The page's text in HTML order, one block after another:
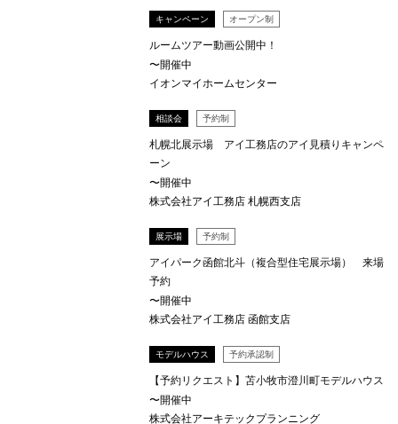
キャンペーン オープン制
ルームツアー動画公開中！
〜開催中
イオンマイホームセンター
相談会 予約制
札幌北展示場 アイ工務店のアイ見積りキャンペ
ーン
〜開催中
株式会社アイ工務店 札幌西支店
展示場 予約制
アイパーク函館北斗（複合型住宅展示場） 来場
予約
〜開催中
株式会社アイ工務店 函館支店
モデルハウス 予約承認制
【予約リクエスト】苫小牧市澄川町モデルハウス
〜開催中
株式会社アーキテックプランニング